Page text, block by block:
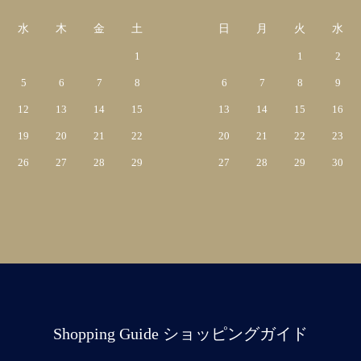
水 木 金 土
1
5 6 7 8
12 13 14 15
19 20 21 22
26 27 28 29
日 月 火 水
1 2
6 7 8 9
13 14 15 16
20 21 22 23
27 28 29 30
Shopping Guide ショッピングガイド